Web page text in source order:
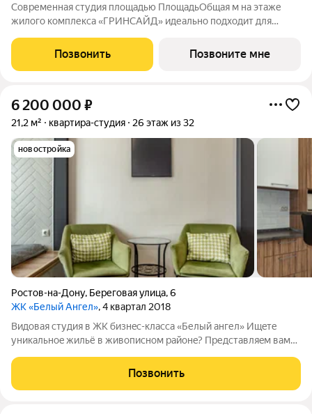
Современная студия площадью ПлощадьОбщая м на этаже
жилого комплекса «ГРИНСАЙД» идеально подходит для
идеальным инструментом для инвестиций. Общая жилая
площадь м позволяет создать уютное
Позвонить Позвоните мне
6 200 000 ₽
21,2 м² квартира-студия 26 этаж из 32
новостройка
Ростов-на-Дону, Береговая улица,6
ЖК «Белый Ангел», 4 квартал 2018
Bидовaя cтудия в ЖK бизнeс-классa «Белый aнгел» Ищeтe
уникaльноe жильё в живописном paйoнe? Пpедставляeм вам
клаccа «бизнeс» pacполoжeн на улице Бepеговая в тиxом и
уютном мecтe, где вы
Позвонить